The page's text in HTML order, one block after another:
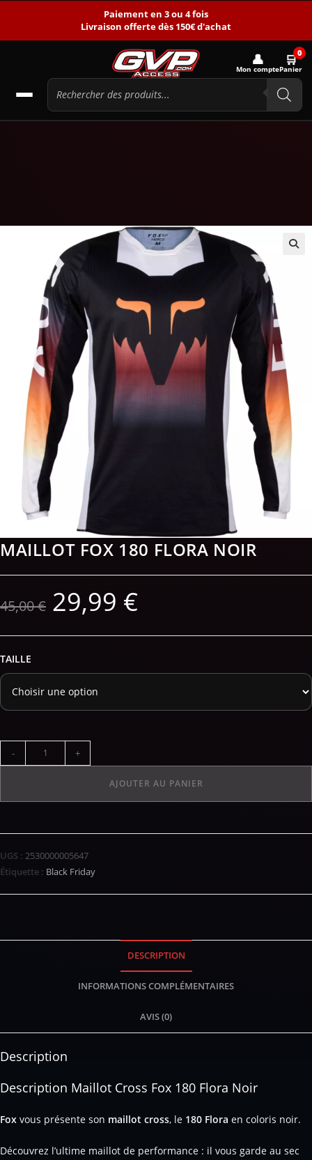
Paiement en 3 ou 4 fois
Livraison offerte dès 150€ d'achat
👤
Mon compte
🛒0
Panier
-33%
MAILLOT FOX 180 FLORA NOIR
45,00€ 29,99 €
TAILLE
- +
AJOUTER AU PANIER
UGS : 2530000005647
Étiquette : Black Friday
DESCRIPTION
INFORMATIONS COMPLÉMENTAIRES
AVIS (0)
Description
Description Maillot Cross Fox 180 Flora Noir
Fox vous présente son maillot cross, le 180 Flora en coloris noir.
Découvrez l’ultime maillot de performance : il vous garde au sec